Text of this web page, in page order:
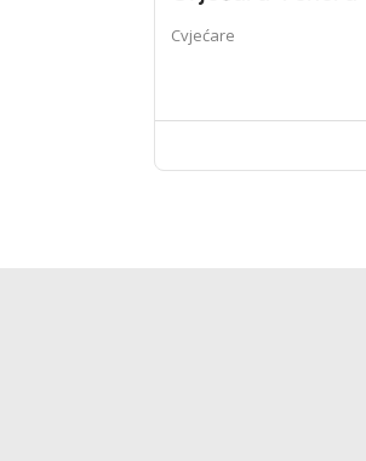
Cvjećare